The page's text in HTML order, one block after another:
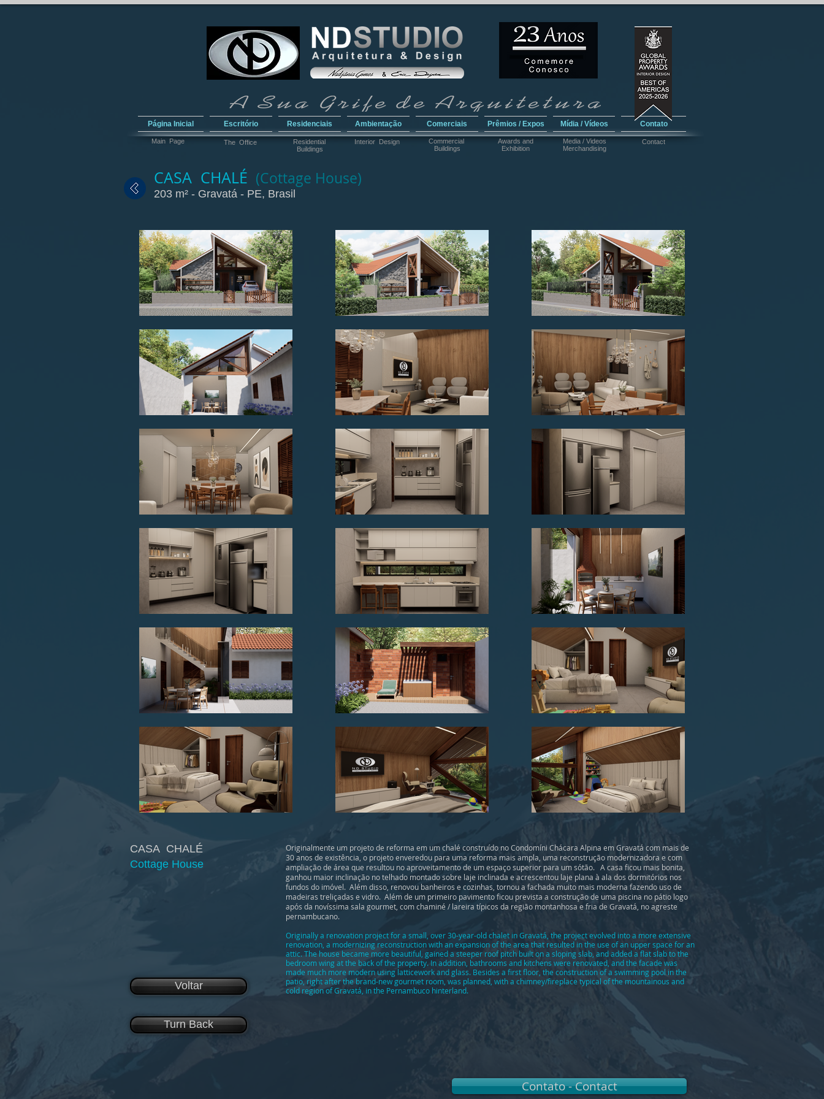
Página Inicial Escritório Residenciais Ambientação Comerciais Prêmios / Expos Mídia / Vídeos Contato
Main Page The Office
Residential
Buildings
Interior Design
Commercial
Buildings
Media / Videos
Merchandising
Contact
Awards and
Exhibition
CASA CHALÉ (Cottage House)
203 m² - Gravatá - PE, Brasil
CASA CHALÉ
Cottage House
Voltar
Originalmente um projeto de reforma em um chalé construído no Condomíni Chácara Alpina em Gravatá com mais de
30 anos de existência, o projeto enveredou para uma reforma mais ampla, uma reconstrução modernizadora e com
ampliação de área que resultou no aproveitamento de um espaço superior para um sótão. A casa ficou mais bonita,
ganhou maior inclinação no telhado montado sobre laje inclinada e acrescentou laje plana à ala dos dormitórios nos
fundos do imóvel. Além disso, renovou banheiros e cozinhas, tornou a fachada muito mais moderna fazendo uso de
madeiras treliçadas e vidro. Além de um primeiro pavimento ficou prevista a construção de uma piscina no pátio logo
após da novíssima sala gourmet, com chaminé / lareira típicos da região montanhosa e fria de Gravatá, no agreste
pernambucano.
Originally a renovation project for a small, over 30-year-old chalet in Gravatá, the project evolved into a more extensive
renovation, a modernizing reconstruction with an expansion of the area that resulted in the use of an upper space for an
attic. The house became more beautiful, gained a steeper roof pitch built on a sloping slab, and added a flat slab to the
bedroom wing at the back of the property. In addition, bathrooms and kitchens were renovated, and the facade was
made much more modern using latticework and glass. Besides a first floor, the construction of a swimming pool in the
patio, right after the brand-new gourmet room, was planned, with a chimney/fireplace typical of the mountainous and
cold region of Gravatá, in the Pernambuco hinterland.
Turn Back
Contato - Contact